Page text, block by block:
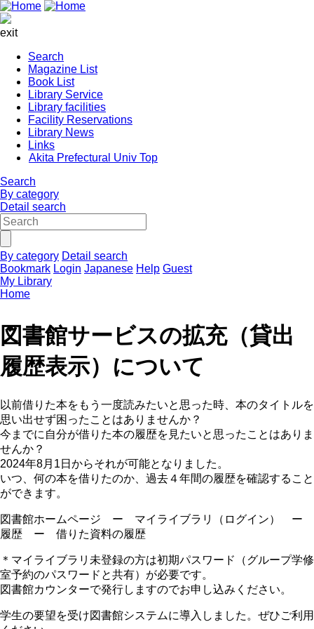
exit
Search
Magazine List
Book List
Library Service
Library facilities
Facility Reservations
Library News
Links
Akita Prefectural Univ Top
Search
By category
Detail search
By category Detail search
Bookmark Login Japanese Help Guest
My Library
Home
図書館サービスの拡充（貸出
履歴表示）について
以前借りた本をもう一度読みたいと思った時、本のタイトルを
思い出せず困ったことはありませんか？
今までに自分が借りた本の履歴を見たいと思ったことはありま
せんか？
2024年8月1日からそれが可能となりました。
いつ、何の本を借りたのか、過去４年間の履歴を確認すること
ができます。
図書館ホームページ ー マイライブラリ（ログイン） ー
履歴 ー 借りた資料の履歴
＊マイライブラリ未登録の方は初期パスワード（グループ学修
室予約のパスワードと共有）が必要です。
図書館カウンターで発行しますのでお申し込みください。
学生の要望を受け図書館システムに導入しました。ぜひご利用